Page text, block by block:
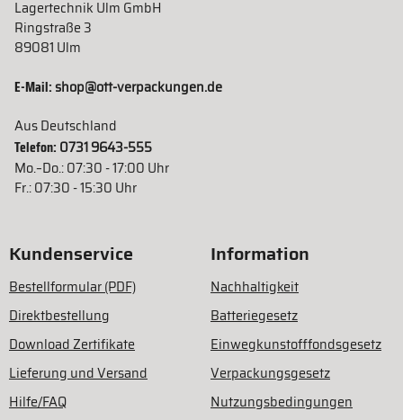
Lagertechnik Ulm GmbH
Ringstraße 3
89081 Ulm
E-Mail:shop@ott-verpackungen.de
Aus Deutschland
Telefon: 0731 9643-555
Mo.–Do.: 07:30 - 17:00 Uhr
Fr.: 07:30 - 15:30 Uhr
Kundenservice
Bestellformular (PDF)
Direktbestellung
Download Zertifikate
Lieferung und Versand
Hilfe/FAQ
Information
Nachhaltigkeit
Batteriegesetz
Einwegkunstofffondsgesetz
Verpackungsgesetz
Nutzungsbedingungen